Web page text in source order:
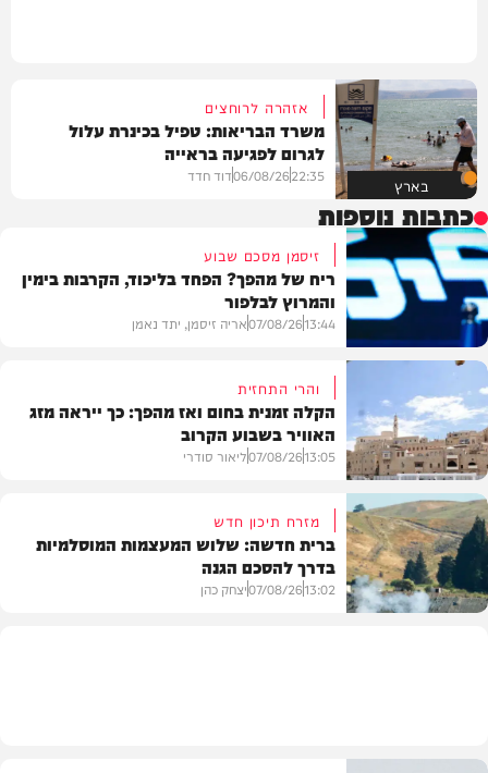
בארץ
אזהרה לרוחצים
משרד הבריאות: טפיל בכינרת עלול
לגרום לפגיעה בראייה
22:35
06/08/26דוד חדד
כתבות נוספות
פוליטי
זיסמן מסכם שבוע
ריח של מהפך? הפחד בליכוד, הקרבות בימין
והמרוץ לבלפור
13:44
07/08/26אריה זיסמן, יתד נאמן
מזג האוויר
והרי התחזית
הקלה זמנית בחום ואז מהפך: כך ייראה מזג
האוויר בשבוע הקרוב
13:05
07/08/26ליאור סודרי
מזרח תיכון חדש
ברית חדשה: שלוש המעצמות המוסלמיות
בדרך להסכם הגנה
13:02
07/08/26יצחק כהן